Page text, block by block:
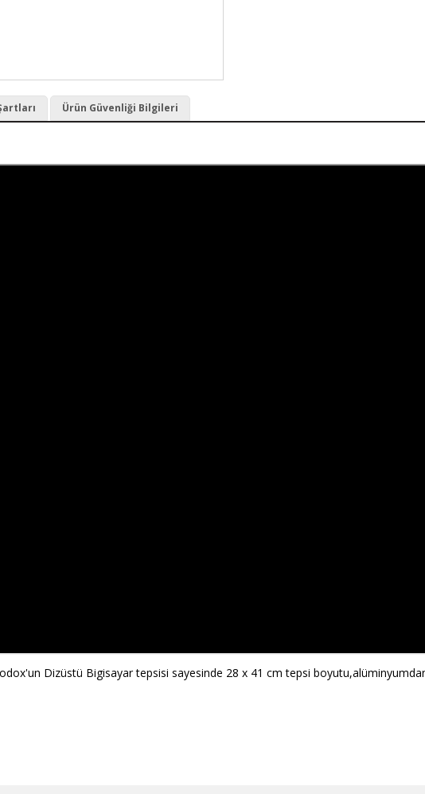
Ürün Güvenliği Bilgileri
Dizüstü Bigisayar tepsisi sayesinde 28 x 41 cm tepsi boyutu,alüminyumdan